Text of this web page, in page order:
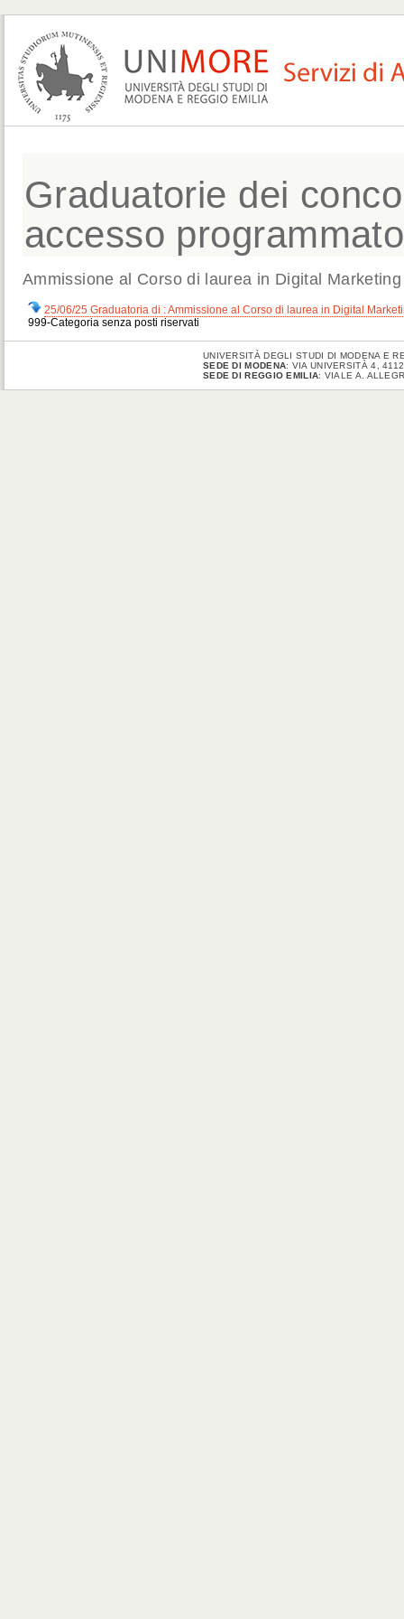
Graduatorie dei
accesso programmato
Ammissione al Corso di laurea in Digital Marketing
25/06/25 Graduatoria di : Ammissione al Corso di laurea in Digital
999-Categoria senza posti riservati
UNIVERSITÀ DEGLI STUDI DI MODENA E
SEDE DI MODENA: VIA UNIVERSITÀ 4,
SEDE DI REGGIO EMILIA: VIALE A.